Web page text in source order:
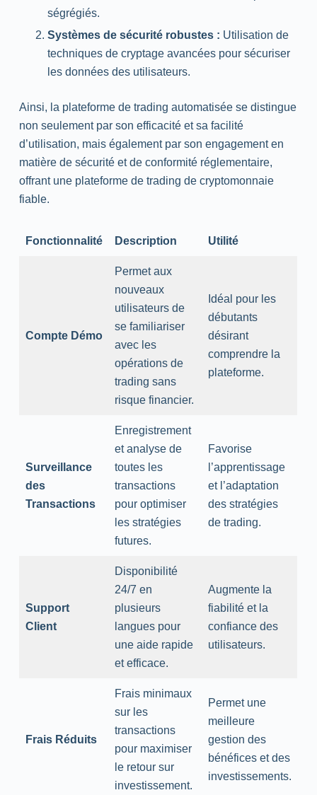
ségrégiés.
Systèmes de sécurité robustes : Utilisation de
techniques de cryptage avancées pour sécuriser
les données des utilisateurs.
Ainsi, la plateforme de trading automatisée se distingue
non seulement par son efficacité et sa facilité
d’utilisation, mais également par son engagement en
matière de sécurité et de conformité réglementaire,
offrant une plateforme de trading de cryptomonnaie
fiable.
Fonctionnalité Description Utilité
Compte Démo
Permet aux
nouveaux
utilisateurs de
se familiariser
avec les
opérations de
trading sans
risque financier.
Idéal pour les
débutants
désirant
comprendre la
plateforme.
Surveillance
des
Transactions
Enregistrement
et analyse de
toutes les
transactions
pour optimiser
les stratégies
futures.
Favorise
l’apprentissage
et l’adaptation
des stratégies
de trading.
Support
Client
Disponibilité
24/7 en
plusieurs
langues pour
une aide rapide
et efficace.
Augmente la
fiabilité et la
confiance des
utilisateurs.
Frais Réduits
Frais minimaux
sur les
transactions
pour maximiser
le retour sur
investissement.
Permet une
meilleure
gestion des
bénéfices et des
investissements.